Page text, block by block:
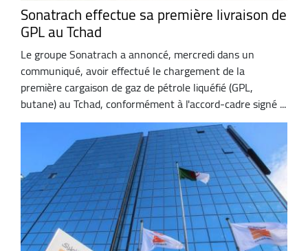
Sonatrach effectue sa première livraison de
GPL au Tchad
Le groupe Sonatrach a annoncé, mercredi dans un
communiqué, avoir effectué le chargement de la
première cargaison de gaz de pétrole liquéfié (GPL,
butane) au Tchad, conformément à l'accord-cadre signé ...